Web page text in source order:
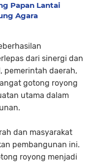
Papan Lantai
Agara
dari sinergi dan
pemerintah daerah,
gotong royong
utama dalam
dan masyarakat
pembangunan ini.
royong menjadi